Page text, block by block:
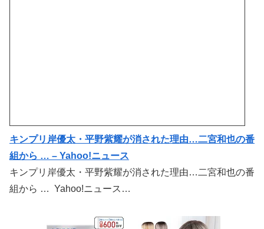
キンプリ岸優太・平野紫耀が消された理由…二宮和也の番
組から … – Yahoo!ニュース
キンプリ岸優太・平野紫耀が消された理由…二宮和也の番
組から … Yahoo!ニュース…